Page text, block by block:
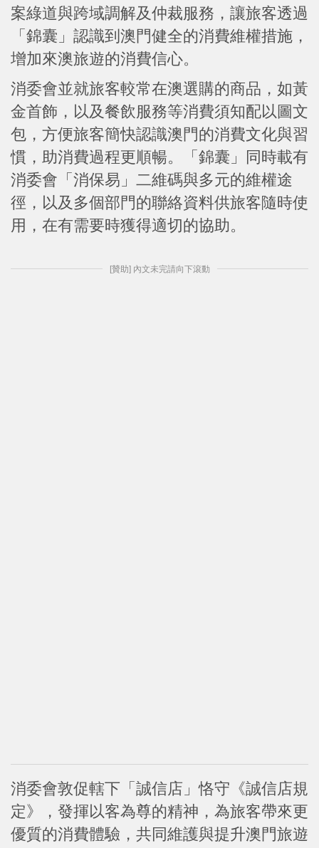
案綠道與跨域調解及仲裁服務，讓旅客透過
「錦囊」認識到澳門健全的消費維權措施，
增加來澳旅遊的消費信心。
消委會並就旅客較常在澳選購的商品，如黃
金首飾，以及餐飲服務等消費須知配以圖文
包，方便旅客簡快認識澳門的消費文化與習
慣，助消費過程更順暢。「錦囊」同時載有
消委會「消保易」二維碼與多元的維權途
徑，以及多個部門的聯絡資料供旅客隨時使
用，在有需要時獲得適切的協助。
[贊助] 內文未完請向下滾動
消委會敦促轄下「誠信店」恪守《誠信店規
定》，發揮以客為尊的精神，為旅客帶來更
優質的消費體驗，共同維護與提升澳門旅遊